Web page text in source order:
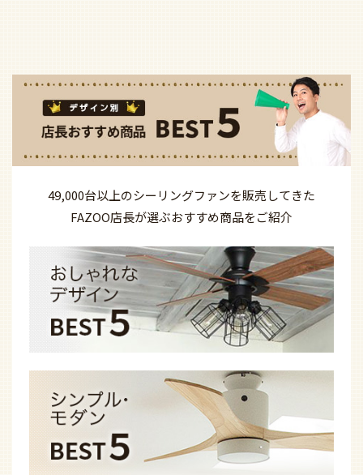
49,000台以上のシーリングファンを販売してきた
FAZOO店長が選ぶおすすめ商品をご紹介